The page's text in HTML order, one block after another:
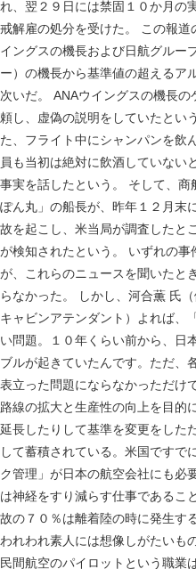
れ、翌２９日には禁固１０か月の
戒解雇の処分を受けた。 この報
イングスの機長および日航グルー
ー）の機長から基準値の超えるア
次いだ。 ANAウイングスの機長
頼し、虚偽の説明をしていたとい
た、フライト中にシャンパンを飲
員も当初は絶対に飲酒していない
事実を話したという。 そして、
ぽん丸」の船長が、昨年１２月末
故を起こし、米当局が調査したと
が検知されたという。 いずれの
が、これらのニュースを聞いたと
らなかった。 しかし、河合薫 氏
キャビンアテンダント）よれば、
い問題。１０年くらい前から、日
ブルが起きていたんです。ただ、
表立った問題にならなかっただけ
路線の拡大と生産性の向上を目的
延長したりして基準を変更をした
して蓄積されている。米国ですで
ク管理」が日本の航空会社にも必
は神経をすり減らす仕事であるこ
故の７０％は離着陸の時に発生す
われわれ素人には想像しがたいも
民間航空のパイロットという職業